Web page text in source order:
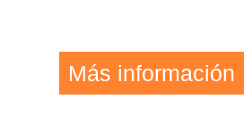
Más información